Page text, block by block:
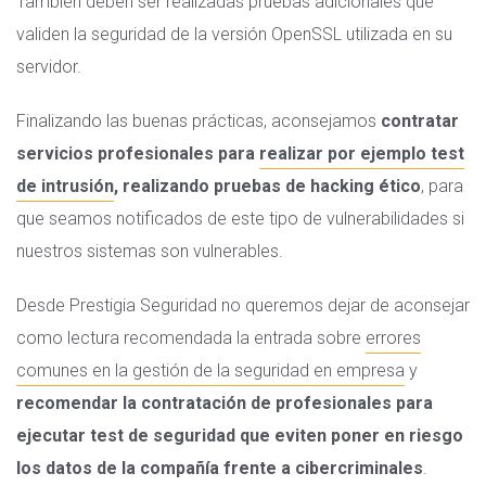
validen la seguridad de la versión OpenSSL utilizada en su
servidor.
Finalizando las buenas prácticas, aconsejamos contratar
servicios profesionales para realizar por ejemplo test
de intrusión, realizando pruebas de hacking ético, para
que seamos notificados de este tipo de vulnerabilidades si
nuestros sistemas son vulnerables.
Desde Prestigia Seguridad no queremos dejar de aconsejar
como lectura recomendada la entrada sobre errores
comunes en la gestión de la seguridad en empresa y
recomendar la contratación de profesionales para
ejecutar test de seguridad que eviten poner en riesgo
los datos de la compañía frente a cibercriminales